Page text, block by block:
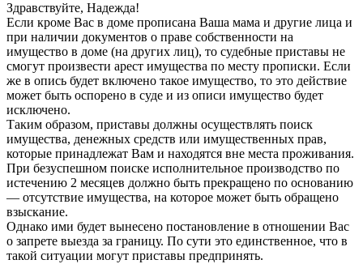
Здравствуйте, Надежда!
Если кроме Вас в доме прописана Ваша мама и другие лица и
при наличии документов о праве собственности на
имущество в доме (на других лиц), то судебные приставы не
смогут произвести арест имущества по месту прописки. Если
же в опись будет включено такое имущество, то это действие
может быть оспорено в суде и из описи имущество будет
исключено.
Таким образом, приставы должны осуществлять поиск
имущества, денежных средств или имущественных прав,
которые принадлежат Вам и находятся вне места проживания.
При безуспешном поиске исполнительное производство по
истечению 2 месяцев должно быть прекращено по основанию
— отсутствие имущества, на которое может быть обращено
взыскание.
Однако ими будет вынесено постановление в отношении Вас
о запрете выезда за границу. По сути это единственное, что в
такой ситуации могут приставы предпринять.